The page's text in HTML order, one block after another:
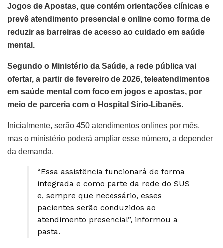
Jogos de Apostas, que contém orientações clínicas e
prevê atendimento presencial e online como forma de
reduzir as barreiras de acesso ao cuidado em saúde
mental.
Segundo o Ministério da Saúde, a rede pública vai
ofertar, a partir de fevereiro de 2026, teleatendimentos
em saúde mental com foco em jogos e apostas, por
meio de parceria com o Hospital Sírio-Libanês.
Inicialmente, serão 450 atendimentos onlines por mês,
mas o ministério poderá ampliar esse número, a depender
da demanda.
“Essa assistência funcionará de forma
integrada e como parte da rede do SUS
e, sempre que necessário, esses
pacientes serão conduzidos ao
atendimento presencial”, informou a
pasta.